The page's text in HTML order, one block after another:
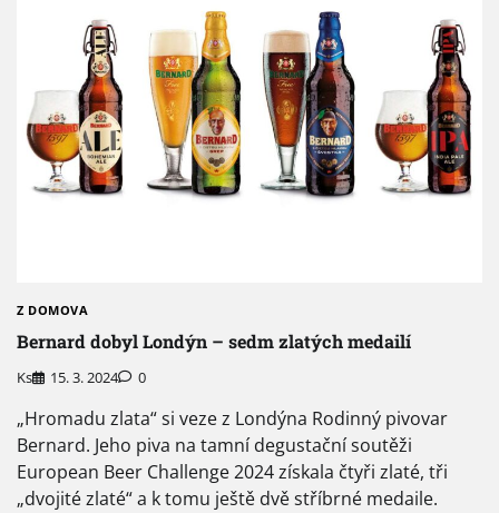
Z DOMOVA
Bernard dobyl Londýn – sedm zlatých medailí
Ks 15. 3. 2024 0
„Hromadu zlata“ si veze z Londýna Rodinný pivovar
Bernard. Jeho piva na tamní degustační soutěži
European Beer Challenge 2024 získala čtyři zlaté, tři
„dvojité zlaté“ a k tomu ještě dvě stříbrné medaile.